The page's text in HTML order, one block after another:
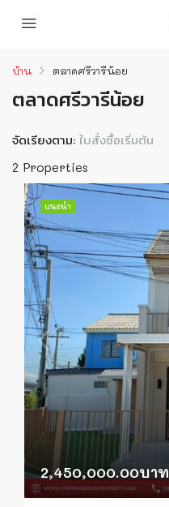
บ้าน ตลาดศรีวารีน้อย
ตลาดศรีวารีน้อย
2 Properties
จัดเรียงตาม: ใบสั่งซื้อเริ่มต้น
แนะนำ
2,450,000.00บาท